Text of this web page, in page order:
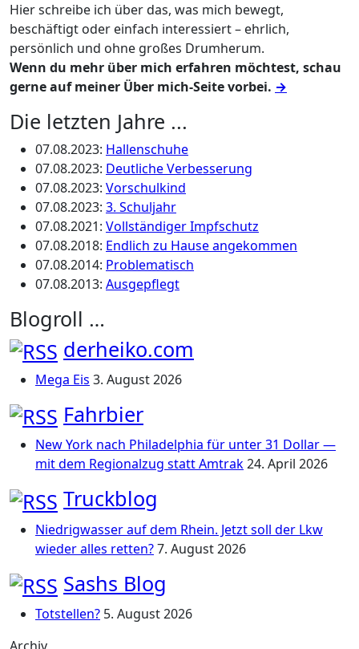
Hier schreibe ich über das, was mich bewegt,
beschäftigt oder einfach interessiert – ehrlich,
persönlich und ohne großes Drumherum.
Wenn du mehr über mich erfahren möchtest, schau
gerne auf meiner Über mich-Seite vorbei. →
Die letzten Jahre ...
07.08.2023: Hallenschuhe
07.08.2023: Deutliche Verbesserung
07.08.2023: Vorschulkind
07.08.2023: 3. Schuljahr
07.08.2021: Vollständiger Impfschutz
07.08.2018: Endlich zu Hause angekommen
07.08.2014: Problematisch
07.08.2013: Ausgepflegt
Blogroll …
derheiko.com
Mega Eis 3. August 2026
Fahrbier
New York nach Philadelphia für unter 31 Dollar —
mit dem Regionalzug statt Amtrak24. April 2026
Truckblog
Niedrigwasser auf dem Rhein. Jetzt soll der Lkw
wieder alles retten?7. August 2026
Sashs Blog
Totstellen? 5. August 2026